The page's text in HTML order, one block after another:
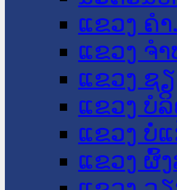
ແຂວງ ຄໍ
ແຂວງ ຈໍ
ແຂວງ ຊ
ແຂວງ ບໍ
ແຂວງ ບໍ່
ແຂວງ ຜົ້